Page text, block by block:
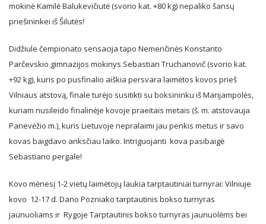
mokinė Kamilė Balukevičiutė (svorio kat. +80 kg) nepaliko šansų
priešininkei iš Šilutės!
Didžiule čempionato sensacija tapo Nemenčinės Konstanto
Parčevskio gimnazijos mokinys Sebastian Truchanovič (svorio kat.
+92 kg), kuris po pusfinalio aiškia persvara laimėtos kovos prieš
Vilniaus atstovą, finale turėjo susitikti su boksininku iš Marijampolės,
kuriam nusileido finalinėje kovoje praeitais metais (š. m. atstovauja
Panevėžio m.), kuris Lietuvoje nepralaimi jau penkis metus ir savo
kovas baigdavo anksčiau laiko. Intriguojanti kova pasibaigė
Sebastiano pergale!
Kovo mėnesį 1-2 vietų laimėtojų laukia tarptautiniai turnyrai: Vilniuje
kovo 12-17 d. Dano Pozniako tarptautinis bokso turnyras
jaunuoliams ir Rygoje Tarptautinis bokso turnyras jaunuolėms bei